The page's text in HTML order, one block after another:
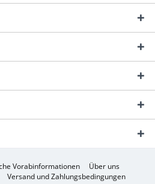
Vorabinformationen
Über uns
Versand und Zahlungsbedingungen